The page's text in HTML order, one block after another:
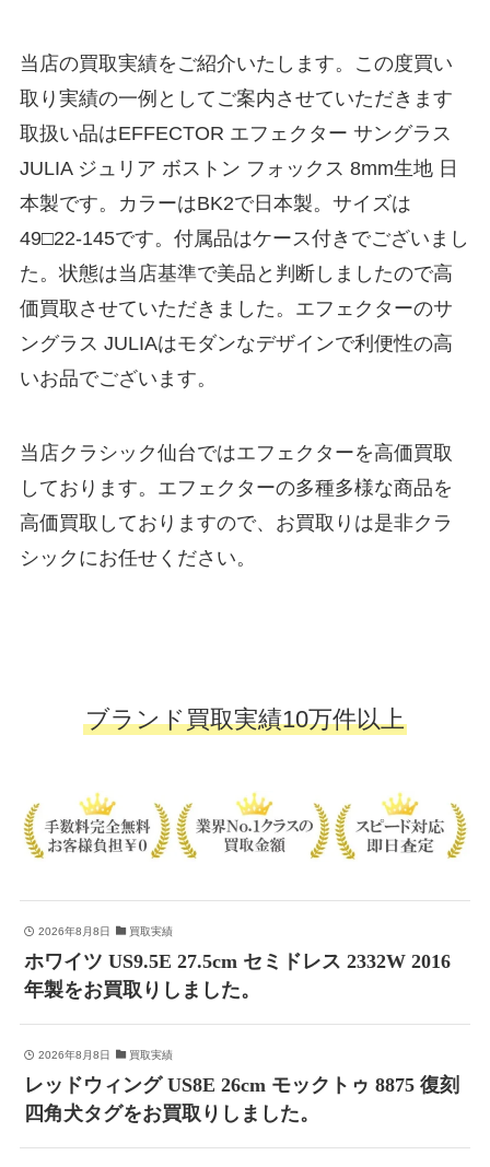
当店の買取実績をご紹介いたします。この度買い
取り実績の一例としてご案内させていただきます
取扱い品はEFFECTOR エフェクター サングラス
JULIA ジュリア ボストン フォックス 8mm生地 日
本製です。カラーはBK2で日本製。サイズは
49□22-145です。付属品はケース付きでございまし
た。状態は当店基準で美品と判断しましたので高
価買取させていただきました。エフェクターのサ
ングラス JULIAはモダンなデザインで利便性の高
いお品でございます。
当店クラシック仙台ではエフェクターを高価買取
しております。エフェクターの多種多様な商品を
高価買取しておりますので、お買取りは是非クラ
シックにお任せください。
ブランド買取実績10万件以上
2026年8月8日 買取実績
ホワイツ US9.5E 27.5cm セミドレス 2332W 2016
年製をお買取りしました。
2026年8月8日 買取実績
レッドウィング US8E 26cm モックトゥ 8875 復刻
四角犬タグをお買取りしました。